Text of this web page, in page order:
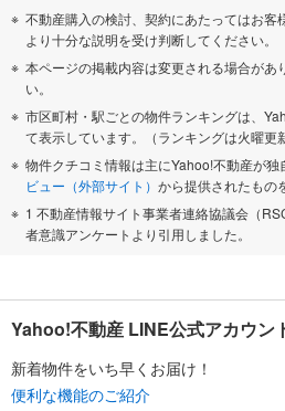
不動産購入の検討、契約にあたってはお客
より十分な説明を受け判断してください。
本ページの掲載内容は変更される場合があ
い。
市区町村・駅ごとの物件ランキングは、
て表示しています。（ランキングは火曜更
物件クチコミ情報は主にYahoo!不動産が独
ビュー（外部サイト） から提供されたもの
1 不動産情報サイト事業者連絡協議会（
者意識アンケートより引用しました。
Yahoo!不動産 LINE公式アカウン
新着物件をいち早くお届け！
便利な機能のご紹介